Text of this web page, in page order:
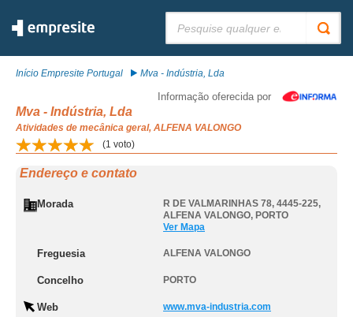
Início Empresite Portugal Mva - Indústria, Lda
Informação oferecida por
Mva - Indústria, Lda
Atividades de mecânica geral, ALFENA VALONGO
(1 voto)
Endereço e contato
Morada R DE VALMARINHAS 78, 4445-225,
ALFENA VALONGO, PORTO
Ver Mapa
Freguesia ALFENA VALONGO
Concelho PORTO
Web www.mva-industria.com